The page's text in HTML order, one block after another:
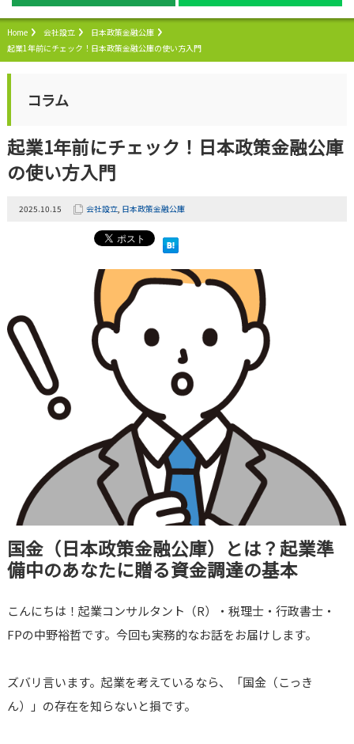
Home 会社設立
日本政策金融公庫
起業1年前にチェック！日本政策金融公庫の使い方入門
コラム
起業1年前にチェック！日本政策金融公庫
の使い方入門
2025.10.15 会社設立, 日本政策金融公庫
国金（日本政策金融公庫）とは？起業準
備中のあなたに贈る資金調達の基本
こんにちは！起業コンサルタント（R）・税理士・行政書士・
FPの中野裕哲です。今回も実務的なお話をお届けします。
ズバリ言います。起業を考えているなら、「国金（こっき
ん）」の存在を知らないと損です。